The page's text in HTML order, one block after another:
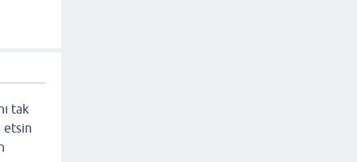
tak
etsin